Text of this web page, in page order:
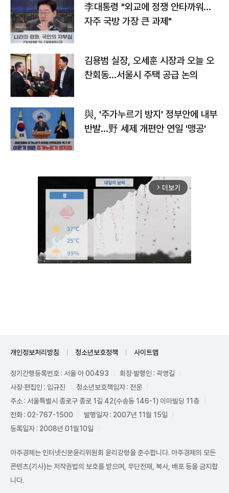
李대통령 "외교에 정쟁 안타까워…
자주 국방 가장 큰 과제"
김용범 실장, 오세훈 시장과 오늘 오
찬회동...서울시 주택 공급 논의
與, '주가누르기 방지' 정부안에 내부
반발…野 세제 개편안 연일 '맹공'
arrow_forward_ios 더보기
개인정보처리방침 청소년보호정책 사이트맵
정기간행등록번호 : 서울 아 00493
회장·발행인 : 곽영길
사장·편집인 : 임규진
청소년보호책임자 : 전운
주소 : 서울특별시 종로구 종로 1길 42(수송동 146-1) 이마빌딩 11층
전화 : 02-767-1500
발행일자 : 2007년 11월 15일
등록일자 : 2008년 01월10일
아주경제는 인터넷신문윤리위원회 윤리강령을 준수합니다. 아주경제의 모든
콘텐츠(기사)는 저작권법의 보호를 받으며, 무단전재, 복사, 배포 등을 금지합
니다.